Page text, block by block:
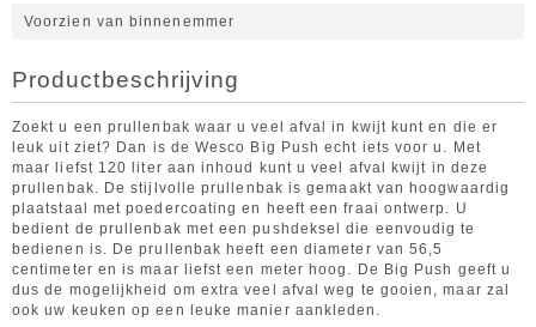
Voorzien van binnenemmer
Productbeschrijving
Zoekt u een prullenbak waar u veel afval in kwijt kunt en die er
leuk uit ziet? Dan is de Wesco Big Push echt iets voor u. Met
maar liefst 120 liter aan inhoud kunt u veel afval kwijt in deze
prullenbak. De stijlvolle prullenbak is gemaakt van hoogwaardig
plaatstaal met poedercoating en heeft een fraai ontwerp. U
bedient de prullenbak met een pushdeksel die eenvoudig te
bedienen is. De prullenbak heeft een diameter van 56,5
centimeter en is maar liefst een meter hoog. De Big Push geeft u
dus de mogelijkheid om extra veel afval weg te gooien, maar zal
ook uw keuken op een leuke manier aankleden.